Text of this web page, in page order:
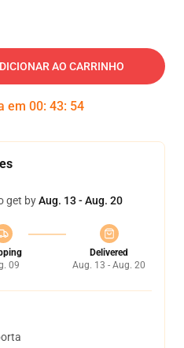
AO CARRINHO
em 00: 43: 54
get byAug. 13 - Aug. 20
09
Delivered
Aug. 13 - Aug. 20